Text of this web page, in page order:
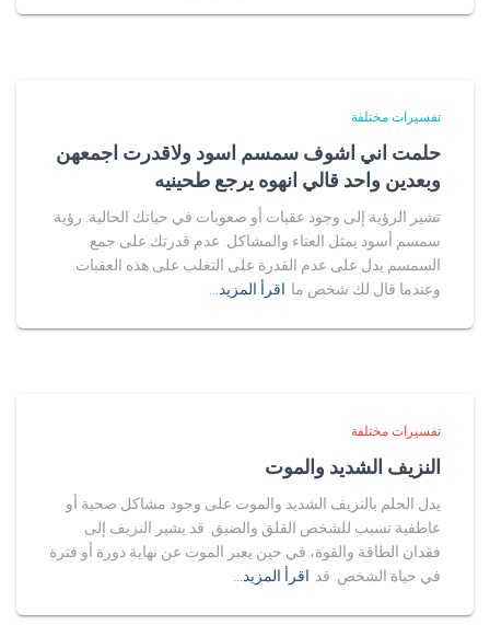
تفسيرات مختلفة
حلمت اني اشوف سمسم اسود ولاقدرت اجمعهن
وبعدين واحد قالي انهوه يرجع طحينيه
تشير الرؤية إلى وجود عقبات أو صعوبات في حياتك الحالية. رؤية
سمسم أسود يمثل العناء والمشاكل. عدم قدرتك على جمع
السمسم يدل على عدم القدرة على التغلب على هذه العقبات.
وعندما قال لك شخص ما اقرأ المزيد…
تفسيرات مختلفة
النزيف الشديد والموت
يدل الحلم بالنزيف الشديد والموت على وجود مشاكل صحية أو
عاطفية تسبب للشخص القلق والضيق. قد يشير النزيف إلى
فقدان الطاقة والقوة، في حين يعبر الموت عن نهاية دورة أو فترة
في حياة الشخص. قد اقرأ المزيد…